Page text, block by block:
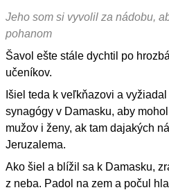
Jeho som si vyvolil za nádobu,
pohanom
Šavol ešte stále dychtil po
učeníkov.
Išiel teda k veľkňazovi a
synagógy v Damasku, aby
mužov i ženy, ak tam dajakých
Jeruzalema.
Ako šiel a blížil sa k Damasku,
z neba. Padol na zem a počul